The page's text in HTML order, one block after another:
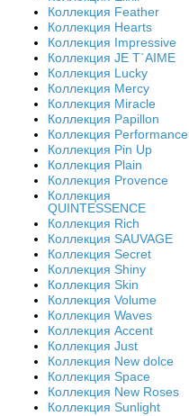
Коллекция Feather
Коллекция Hearts
Коллекция Impressive
Коллекция JE T`AIME
Коллекция Lucky
Коллекция Mercy
Коллекция Miracle
Коллекция Papillon
Коллекция Performance
Коллекция Pin Up
Коллекция Plain
Коллекция Provence
Коллекция
QUINTESSENCE
Коллекция Rich
Коллекция SAUVAGE
Коллекция Secret
Коллекция Shiny
Коллекция Skin
Коллекция Volume
Коллекция Waves
Коллекция Accent
Коллекция Just
Коллекция New dolce
Коллекция Space
Коллекция New Roses
Коллекция Sunlight